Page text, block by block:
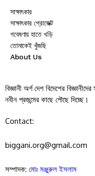
সাক্ষাৎকার
সাক্ষাৎকার প্রোজেক্ট
গবেষণায় হাতে খড়ি
তোমাকেই খুঁজছি
About Us
বিজ্ঞানী অর্গ দেশ বিদেশের
নবীন প্রজন্মের কাছে পৌছে দিচ্ছে।
Contact:
biggani.org@gmail.com
সম্পাদক: মোঃ মঞ্জুরুল ইসলাম